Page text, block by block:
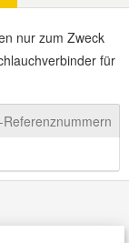
nur zum Zweck
für
Referenznummern